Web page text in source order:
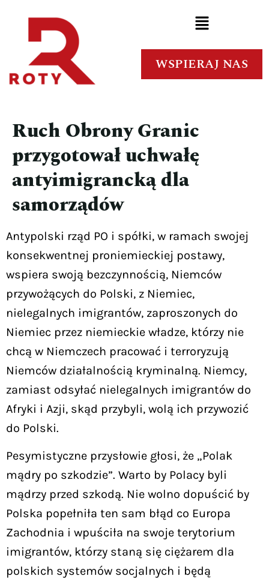
WSPIERAJ NAS
Ruch Obrony Granic
przygotował uchwałę
antyimigrancką dla
samorządów
Antypolski rząd PO i spółki, w ramach swojej
konsekwentnej proniemieckiej postawy,
wspiera swoją bezczynnością, Niemców
przywożących do Polski, z Niemiec,
nielegalnych imigrantów, zaproszonych do
Niemiec przez niemieckie władze, którzy nie
chcą w Niemczech pracować i terroryzują
Niemców działalnością kryminalną. Niemcy,
zamiast odsyłać nielegalnych imigrantów do
Afryki i Azji, skąd przybyli, wolą ich przywozić
do Polski.
Pesymistyczne przysłowie głosi, że „Polak
mądry po szkodzie”. Warto by Polacy byli
mądrzy przed szkodą. Nie wolno dopuścić by
Polska popełniła ten sam błąd co Europa
Zachodnia i wpuściła na swoje terytorium
imigrantów, którzy staną się ciężarem dla
polskich systemów socjalnych i będą